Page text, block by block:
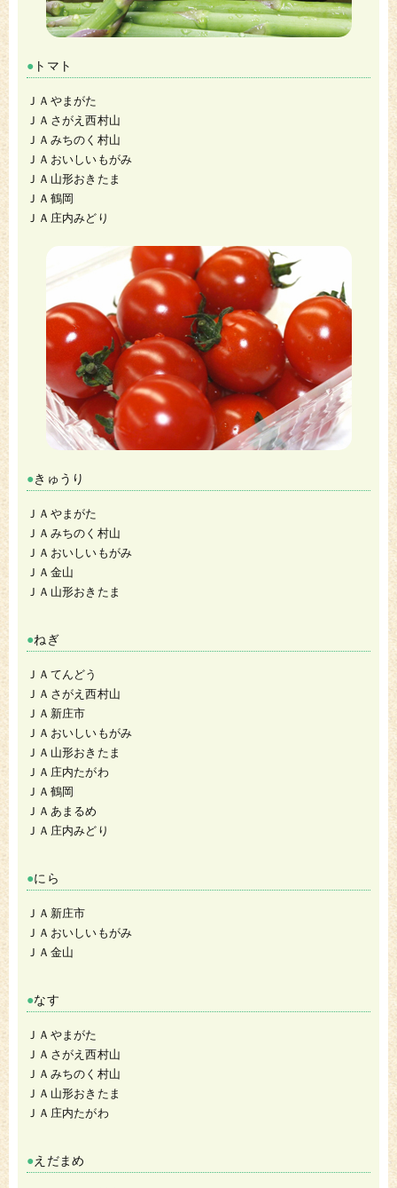
トマト
ＪＡやまがた
ＪＡさがえ西村山
ＪＡみちのく村山
ＪＡおいしいもがみ
ＪＡ山形おきたま
ＪＡ鶴岡
ＪＡ庄内みどり
きゅうり
ＪＡやまがた
ＪＡみちのく村山
ＪＡおいしいもがみ
ＪＡ金山
ＪＡ山形おきたま
ねぎ
ＪＡてんどう
ＪＡさがえ西村山
ＪＡ新庄市
ＪＡおいしいもがみ
ＪＡ山形おきたま
ＪＡ庄内たがわ
ＪＡ鶴岡
ＪＡあまるめ
ＪＡ庄内みどり
にら
ＪＡ新庄市
ＪＡおいしいもがみ
ＪＡ金山
なす
ＪＡやまがた
ＪＡさがえ西村山
ＪＡみちのく村山
ＪＡ山形おきたま
ＪＡ庄内たがわ
えだまめ